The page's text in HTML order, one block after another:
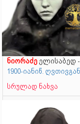
ნიორაძე ელისაბედ
1900-იანიწ.
სრულად ნახვა